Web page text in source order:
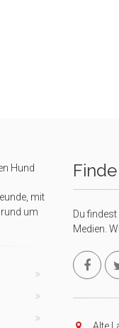
mit
um
Du
Medien.